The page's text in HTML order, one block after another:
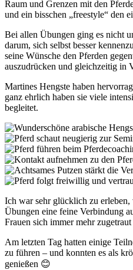
Raum und Grenzen mit den
und ein bisschen „freestyle“ den
Bei allen Übungen ging es nicht
darum, sich selbst besser
seine Wünsche den Pferden
auszudrücken und gleichzeitig in
Martines Hengste haben
ganz ehrlich haben sie viele
begleitet.
Ich war sehr glücklich zu
Übungen eine feine Verbindung
Frauen sich immer mehr zugetraut
Am letzten Tag hatten einige
zu führen – und konnten es als
genießen 😊​